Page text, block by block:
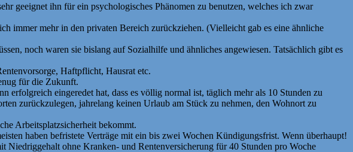
geeignet ihn für ein psychologisches Phänomen zu benutzen, welches ich zwar
immer mehr in den privaten Bereich zurückziehen. (Vielleicht gab es eine ähnliche
noch waren sie bislang auf Sozialhilfe und ähnliches angewiesen. Tatsächlich gibt es
Haftpflicht, Hausrat etc.
für die Zukunft.
erfolgreich eingeredet hat, dass es völlig normal ist, täglich mehr als 10 Stunden zu
zurückzulegen, jahrelang keinen Urlaub am Stück zu nehmen, den Wohnort zu
Arbeitsplatzsicherheit bekommt.
haben befristete Verträge mit ein bis zwei Wochen Kündigungsfrist. Wenn überhaupt!
Niedriggehalt ohne Kranken- und Rentenversicherung für 40 Stunden pro Woche